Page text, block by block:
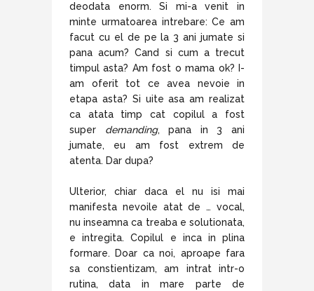
deodata enorm. Si mi-a venit in
minte urmatoarea intrebare: Ce am
facut cu el de pe la 3 ani jumate si
pana acum? Cand si cum a trecut
timpul asta? Am fost o mama ok? I-
am oferit tot ce avea nevoie in
etapa asta? Si uite asa am realizat
ca atata timp cat copilul a fost
super demanding, pana in 3 ani
jumate, eu am fost extrem de
atenta. Dar dupa?
Ulterior, chiar daca el nu isi mai
manifesta nevoile atat de … vocal,
nu inseamna ca treaba e solutionata,
e intregita. Copilul e inca in plina
formare. Doar ca noi, aproape fara
sa constientizam, am intrat intr-o
rutina, data in mare parte de